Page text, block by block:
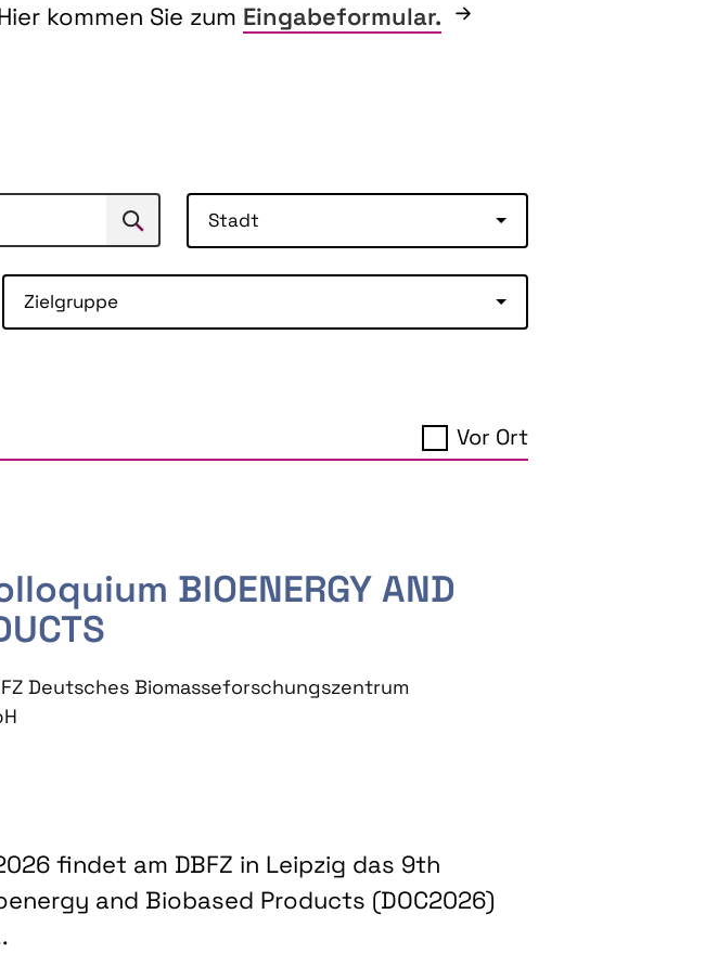
kommen Sie zum Eingabeformular.
Suchen Stadt
Zielgruppe
Vor Ort
BIOENERGY AND
Deutsches Biomasseforschungszentrum
findet am DBFZ in Leipzig das 9th
and Biobased Products (DOC2026)